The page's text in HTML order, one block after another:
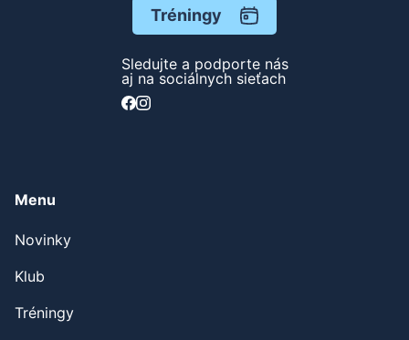
Tréningy
Sledujte a podporte nás
aj na sociálnych sieťach
Menu
Novinky
Klub
Tréningy